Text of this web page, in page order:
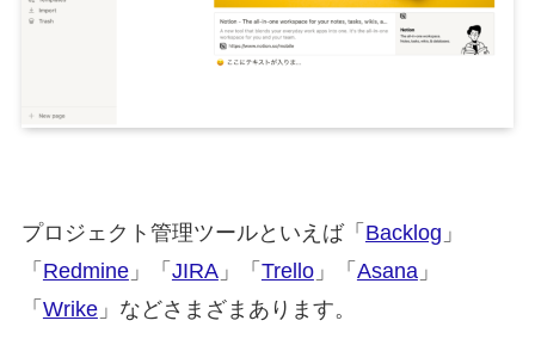
プロジェクト管理ツールといえば「 Backlog 」
「 Redmine」「 JIRA」「 Trello」「 Asana」
「 Wrike」などさまざまあります。